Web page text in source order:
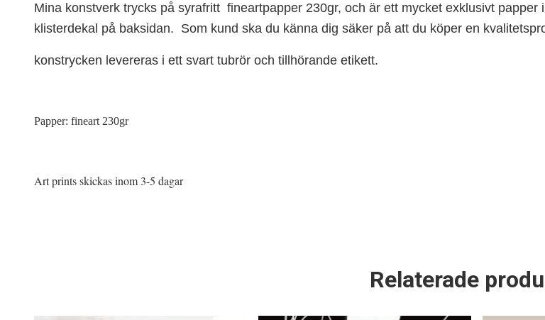
Mina konstverk trycks på syrafritt fineartpapper 230gr, och är ett mycket exklusivt papper
klisterdekal på baksidan. Som kund ska du känna dig säker på att du köper en
konstrycken levereras i ett svart tubrör och tillhörande etikett.
Papper: fineart 230gr
Art prints skickas inom 3-5 dagar
Relaterade